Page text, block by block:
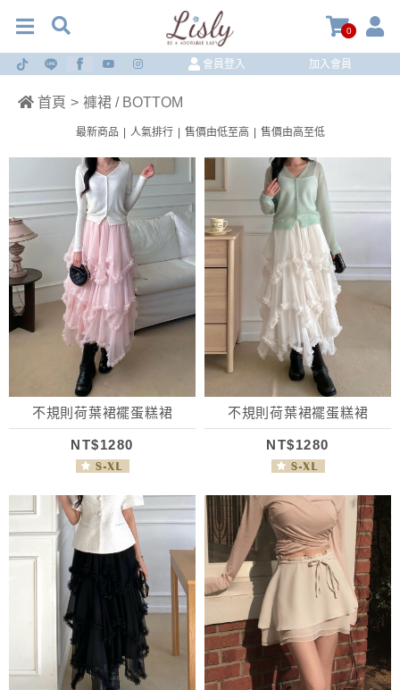
0
會員登入 加入會員
首頁 > 褲裙 / BOTTOM
最新商品 人氣排行 售價由低至高 售價由高至低
不規則荷葉裙襬蛋糕裙
NT$1280
不規則荷葉裙襬蛋糕裙
NT$1280